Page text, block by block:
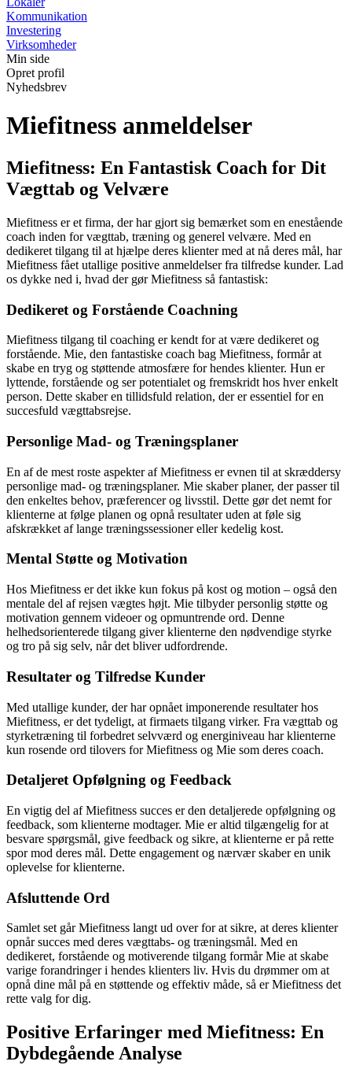
Kommunikation
Investering
Virksomheder
Min side
Opret profil
Nyhedsbrev
Miefitness anmeldelser
Miefitness: En Fantastisk Coach for Dit
Vægttab og Velvære
Miefitness er et firma, der har gjort sig bemærket som en enestående
coach inden for vægttab, træning og generel velvære. Med en
dedikeret tilgang til at hjælpe deres klienter med at nå deres mål, har
Miefitness fået utallige positive anmeldelser fra tilfredse kunder. Lad
os dykke ned i, hvad der gør Miefitness så fantastisk:
Dedikeret og Forstående Coachning
Miefitness tilgang til coaching er kendt for at være dedikeret og
forstående. Mie, den fantastiske coach bag Miefitness, formår at
skabe en tryg og støttende atmosfære for hendes klienter. Hun er
lyttende, forstående og ser potentialet og fremskridt hos hver enkelt
person. Dette skaber en tillidsfuld relation, der er essentiel for en
succesfuld vægttabsrejse.
Personlige Mad- og Træningsplaner
En af de mest roste aspekter af Miefitness er evnen til at skræddersy
personlige mad- og træningsplaner. Mie skaber planer, der passer til
den enkeltes behov, præferencer og livsstil. Dette gør det nemt for
klienterne at følge planen og opnå resultater uden at føle sig
afskrækket af lange træningssessioner eller kedelig kost.
Mental Støtte og Motivation
Hos Miefitness er det ikke kun fokus på kost og motion – også den
mentale del af rejsen vægtes højt. Mie tilbyder personlig støtte og
motivation gennem videoer og opmuntrende ord. Denne
helhedsorienterede tilgang giver klienterne den nødvendige styrke
og tro på sig selv, når det bliver udfordrende.
Resultater og Tilfredse Kunder
Med utallige kunder, der har opnået imponerende resultater hos
Miefitness, er det tydeligt, at firmaets tilgang virker. Fra vægttab og
styrketræning til forbedret selvværd og energiniveau har klienterne
kun rosende ord tilovers for Miefitness og Mie som deres coach.
Detaljeret Opfølgning og Feedback
En vigtig del af Miefitness succes er den detaljerede opfølgning og
feedback, som klienterne modtager. Mie er altid tilgængelig for at
besvare spørgsmål, give feedback og sikre, at klienterne er på rette
spor mod deres mål. Dette engagement og nærvær skaber en unik
oplevelse for klienterne.
Afsluttende Ord
Samlet set går Miefitness langt ud over for at sikre, at deres klienter
opnår succes med deres vægttabs- og træningsmål. Med en
dedikeret, forstående og motiverende tilgang formår Mie at skabe
varige forandringer i hendes klienters liv. Hvis du drømmer om at
opnå dine mål på en støttende og effektiv måde, så er Miefitness det
rette valg for dig.
Positive Erfaringer med Miefitness: En
Dybdegående Analyse